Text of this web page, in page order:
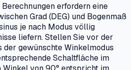
erfordern eine
Grad (DEG) und Bogenmaß
je nach Modus völlig
liefern. Stellen Sie vor der
der gewünschte Winkelmodus
Schaltfläche im